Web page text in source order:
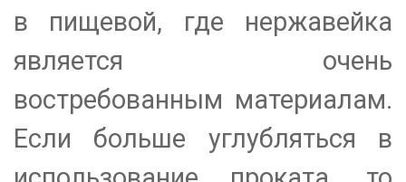
в пищевой, где нержавейка
является очень
востребованным материалам.
Если больше углубляться в